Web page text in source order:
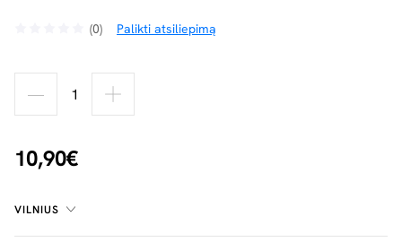
(0) Palikti atsiliepimą
10,90€
VILNIUS